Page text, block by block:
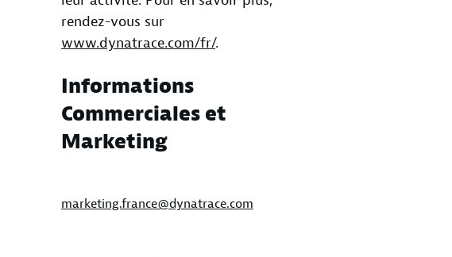
rendez-vous sur
www.dynatrace.com/fr/.
Informations
Commerciales et
Marketing
marketing.france@dynatrace.com